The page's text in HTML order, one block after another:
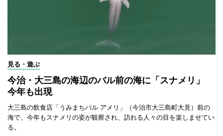
見る・遊ぶ
今治・大三島の海辺のバル前の海に「スナメリ」
今年も出現
大三島の飲食店「うみまちバル アメリ」（今治市大三島町大見）前の
海で、今年もスナメリの姿が観察され、訪れる人々の目を楽しませてい
る。